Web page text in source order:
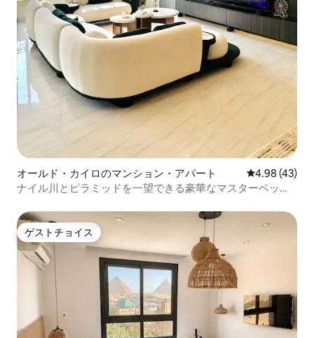
オールド・カイロのマンション・アパート レビュー43
4.98 (43)
ナイル川とピラミッドを一望できる豪華なマスターベッド
ゲストチョイス
ゲストチョイス